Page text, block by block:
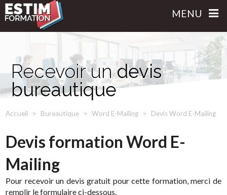
MENU
Recevoir undevis
bureautique
Accueil Bureautique Word E-Mailing Devis Word E-Mailing
Devis formation Word E-
Mailing
Pour recevoir un devis gratuit pour cette formation, merci de
remplir le formulaire ci-dessous.